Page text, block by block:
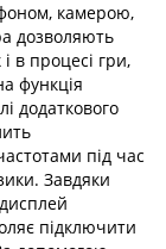
камерою,
дозволяють
в процесі гри,
функція
додаткового
під час
Завдяки
підключити